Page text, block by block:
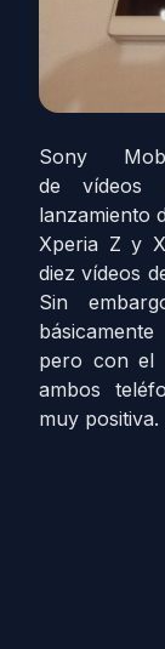
Sony
de vídeos
lanzamiento
Xperia Z y
diez vídeos
Sin
pero con el
ambos
muy positiva.